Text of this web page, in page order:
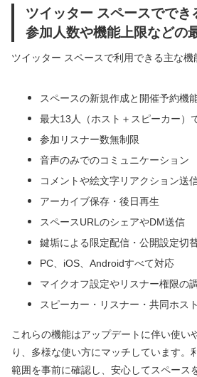
ツイッター スペースででき
参加人数や機能上限などの
ツイッター スペースで利用できる主な機
スペースの新規作成と開催予約機
最大13人（ホスト＋スピーカー）
参加リスナー数無制限
音声のみでのコミュニケーション
コメントや絵文字リアクション送
アーカイブ保存・後日再生
スペースURLのシェアやDM送信
鍵垢による限定配信・公開設定切
PC、iOS、Androidすべて対応
マイクオフ設定やリスナー権限の
スピーカー・リスナー・共同ホス
これらの機能はアップデートに伴い使い
り、多様な使い方にマッチしています。
範囲を事前に確認し、安心してスペース